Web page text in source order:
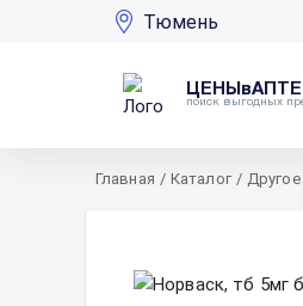
Тюмень
поиск выгодных
Главная / Каталог / Другое